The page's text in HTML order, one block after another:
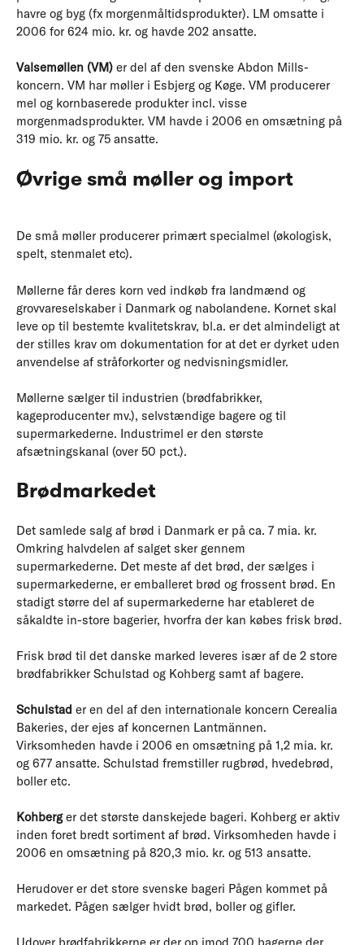
havre og byg (fx morgenmåltidsprodukter). LM omsatte i
2006 for 624 mio. kr. og havde 202 ansatte.
Valsemøllen (VM) er del af den svenske Abdon Mills-
koncern. VM har møller i Esbjerg og Køge. VM producerer
mel og kornbaserede produkter incl. visse
morgenmadsprodukter. VM havde i 2006 en omsætning på
319 mio. kr. og 75 ansatte.
Øvrige små møller og import
De små møller producerer primært specialmel (økologisk,
spelt, stenmalet etc).
Møllerne får deres korn ved indkøb fra landmænd og
grovvareselskaber i Danmark og nabolandene. Kornet skal
leve op til bestemte kvalitetskrav, bl.a. er det almindeligt at
der stilles krav om dokumentation for at det er dyrket uden
anvendelse af stråforkorter og nedvisningsmidler.
Møllerne sælger til industrien (brødfabrikker,
kageproducenter mv.), selvstændige bagere og til
supermarkederne. Industrimel er den største
afsætningskanal (over 50 pct.).
Brødmarkedet
Det samlede salg af brød i Danmark er på ca. 7 mia. kr.
Omkring halvdelen af salget sker gennem
supermarkederne. Det meste af det brød, der sælges i
supermarkederne, er emballeret brød og frossent brød. En
stadigt større del af supermarkederne har etableret de
såkaldte in-store bagerier, hvorfra der kan købes frisk brød.
Frisk brød til det danske marked leveres især af de 2 store
brødfabrikker Schulstad og Kohberg samt af bagere.
Schulstad er en del af den internationale koncern Cerealia
Bakeries, der ejes af koncernen Lantmännen.
Virksomheden havde i 2006 en omsætning på 1,2 mia. kr.
og 677 ansatte. Schulstad fremstiller rugbrød, hvedebrød,
boller etc.
Kohberger det største danskejede bageri. Kohberg er aktiv
inden foret bredt sortiment af brød. Virksomheden havde i
2006 en omsætning på 820,3 mio. kr. og 513 ansatte.
Herudover er det store svenske bageri Pågen kommet på
markedet. Pågen sælger hvidt brød, boller og gifler.